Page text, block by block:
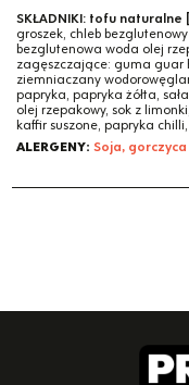
SKŁADNIKI: tofu naturalne
groszek, chleb
bezglutenowa woda olej
zagęszczające: guma guar
ziemniaczany
papryka, papryka żółta,
olej rzepakowy, sok z
kaffir suszone, papryka chilli,
ALERGENY: Soja,